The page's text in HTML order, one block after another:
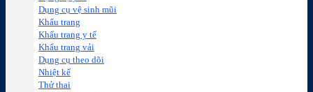
Dụng cụ vệ sinh mũi
Khẩu trang
Khẩu trang y tế
Khẩu trang vải
Dụng cụ theo dõi
Nhiệt kế
Thử thai